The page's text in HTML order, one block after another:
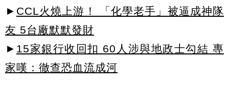
► CCL火燒上游！ 「化學老手」被逼成神隊
友 5台廠默默發財
► 15家銀行收回扣 60人涉與地政士勾結 專
家嘆：徹查恐血流成河